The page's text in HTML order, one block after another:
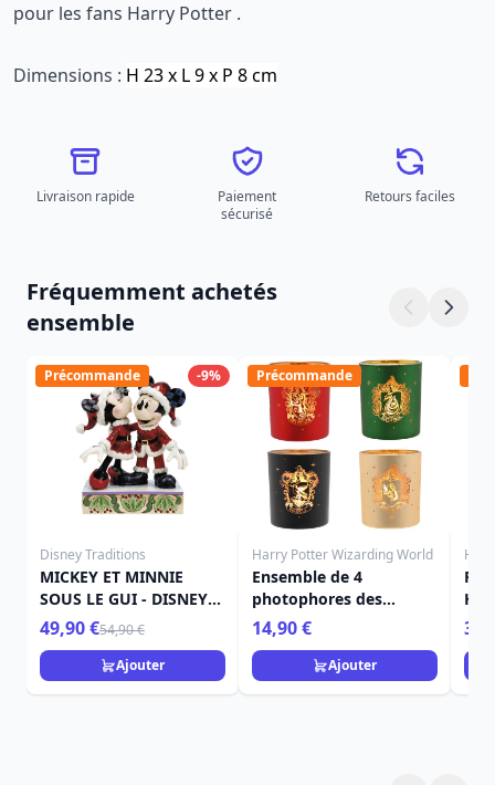
pour les fans Harry Potter .
Dimensions : H 23 x L 9 x P 8 cm
Livraison rapide
Paiement
sécurisé
Retours faciles
Fréquemment achetés
ensemble
-9%
Précommande
Disney Traditions
MICKEY ET MINNIE
SOUS LE GUI - DISNEY
TRADITIONS
49,90 €54,90 €
Ajouter
Précommande
Harry Potter Wizarding World
Ensemble de 4
photophores des
Maisons - Harry Potter
14,90 €
Ajouter